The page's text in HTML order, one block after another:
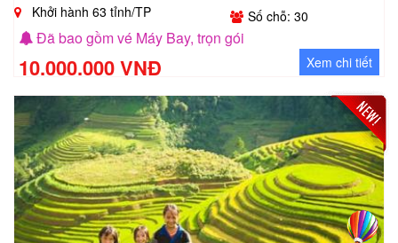
Khởi hành 63 tỉnh/TP
Số chỗ: 30
Đã bao gồm vé Máy Bay, trọn gói
10.000.000 VNĐ Xem chi tiết